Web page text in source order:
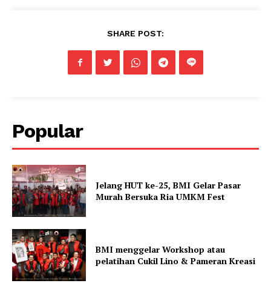
SHARE POST:
Popular
Jelang HUT ke-25, BMI Gelar Pasar
Murah Bersuka Ria UMKM Fest
BMI menggelar Workshop atau
pelatihan Cukil Lino & Pameran Kreasi